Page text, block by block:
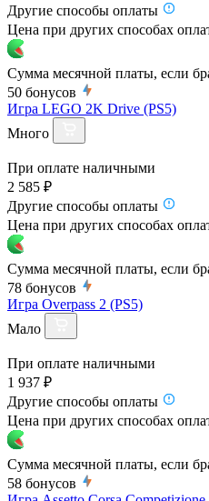
Другие способы оплаты
Цена при других способах
Сумма месячной платы, если
50 бонусов
Игра LEGO 2K Drive (PS5)
Много
При оплате наличными
2 585 ₽
Другие способы оплаты
Цена при других способах
Сумма месячной платы, если
78 бонусов
Игра Overpass 2 (PS5)
Мало
При оплате наличными
1 937 ₽
Другие способы оплаты
Цена при других способах
Сумма месячной платы, если
58 бонусов